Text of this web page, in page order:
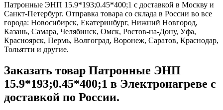
Патронные ЭНП 15.9*193;0.45*400;1 с доставкой в Москву и
Санкт-Петербург. Отправка товара со склада в России во все
города: Новосибирск, Екатеринбург, Нижний Новгород,
Казань, Самара, Челябинск, Омск, Ростов-на-Дону, Уфа,
Красноярск, Пермь, Волгоград, Воронеж, Саратов, Краснодар,
Тольятти и другие.
Заказать товар Патронные ЭНП
15.9*193;0.45*400;1 в Электронагреве с
доставкой по России.